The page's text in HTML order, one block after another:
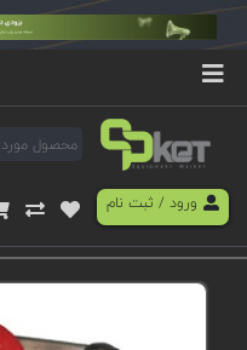
ورود/ ثبت نام